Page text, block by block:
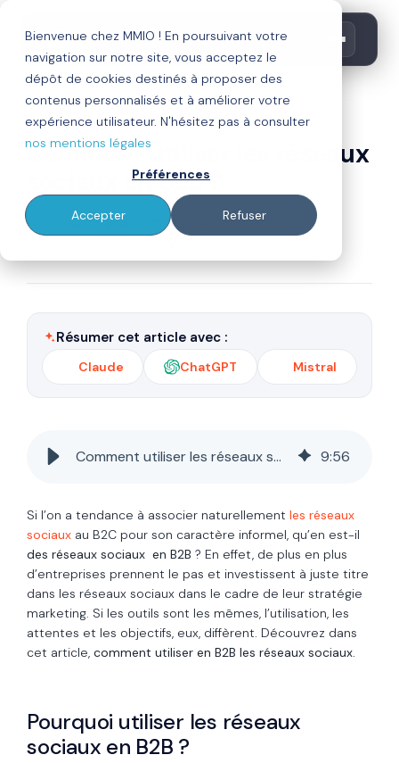
Bienvenue chez MMIO ! En poursuivant votre
navigation sur notre site, vous acceptez le
dépôt de cookies destinés à proposer des
contenus personnalisés et à améliorer votre
expérience utilisateur. N'hésitez pas à consulter
nos mentions légales
Préférences
Accepter Refuser
réseaux sociaux
Comment utiliser les réseaux
sociaux en B2B ?
Par Adrien Frédéric
Publié le 13/04/18
Résumer cet article avec :
Claude ChatGPT Mistral
Comment utiliser les réseaux sociaux en B2B ? 9:56
Si l’on a tendance à associer naturellement les réseaux
sociaux au B2C pour son caractère informel, qu’en est-il
des réseaux sociaux en B2B ? En effet, de plus en plus
d’entreprises prennent le pas et investissent à juste titre
dans les réseaux sociaux dans le cadre de leur stratégie
marketing. Si les outils sont les mêmes, l’utilisation, les
attentes et les objectifs, eux, diffèrent. Découvrez dans
cet article, comment utiliser en B2B les réseaux sociaux.
Pourquoi utiliser les réseaux
sociaux en B2B ?